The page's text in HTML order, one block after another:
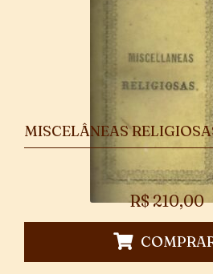
MISCELÂNEAS
R$210,00